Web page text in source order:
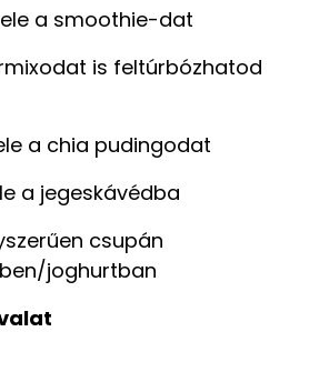
a smoothie-dat
is feltúrbózhatod
a chia pudingodat
a jegeskávédba
csupán
joghurtban​​​